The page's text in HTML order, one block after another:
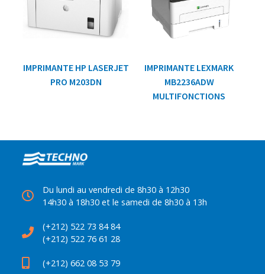
IMPRIMANTE HP LASERJET
PRO M203DN
IMPRIMANTE LEXMARK
MB2236ADW
MULTIFONCTIONS
Du lundi au vendredi de 8h30 à 12h30
14h30 à 18h30 et le samedi de 8h30 à 13h
(+212) 522 73 84 84
(+212) 522 76 61 28
(+212) 662 08 53 79